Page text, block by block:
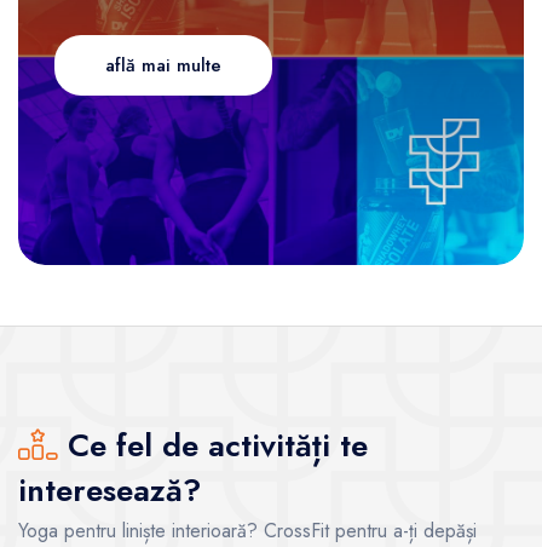
află mai multe
Ce fel de activități te
interesează?
Yoga pentru liniște interioară? CrossFit pentru a-ți depăși